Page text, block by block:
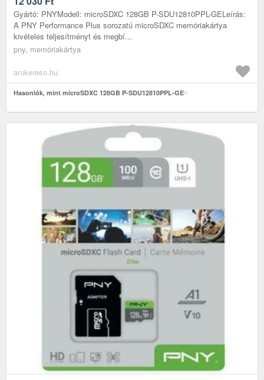
Gyártó: PNYModell: microSDXC 128GB P-SDU12810PPL-GELeírás:
A PNY Performance Plus sorozatú microSDXC memóriakártya
kivételes teljesítményt és megbí...
pny, memóriakártya
arukereso.hu
Hasonlók, mint microSDXC 128GB P-SDU12810PPL-GE